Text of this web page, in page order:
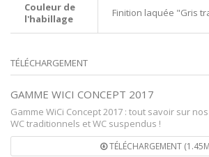
Couleur de
l'habillage
Finition laquée "Gris
TÉLÉCHARGEMENT
GAMME WICI CONCEPT 2017
Gamme WiCi Concept 2017 : tout savoir sur
WC traditionnels et WC suspendus !
TÉLÉCHARGEMENT